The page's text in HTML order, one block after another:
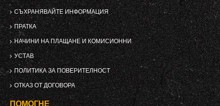
СЪХРАНЯВАЙТЕ ИНФОРМАЦИЯ
ПРАТКА
НАЧИНИ НА ПЛАЩАНЕ И КОМИСИОННИ
УСТАВ
ПОЛИТИКА ЗА ПОВЕРИТЕЛНОСТ
ОТКАЗ ОТ ДОГОВОРА